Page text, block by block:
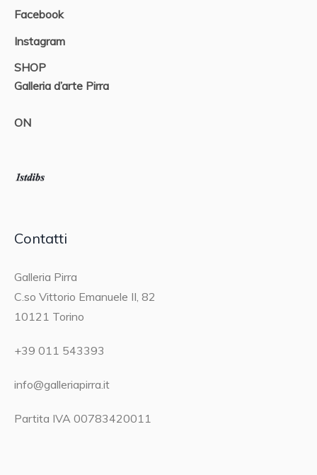
Facebook
Instagram
SHOP
Galleria d’arte Pirra
ON
Contatti
Galleria Pirra
C.so Vittorio Emanuele II, 82
10121 Torino
+39 011 543393
info@galleriapirra.it
Partita IVA 00783420011